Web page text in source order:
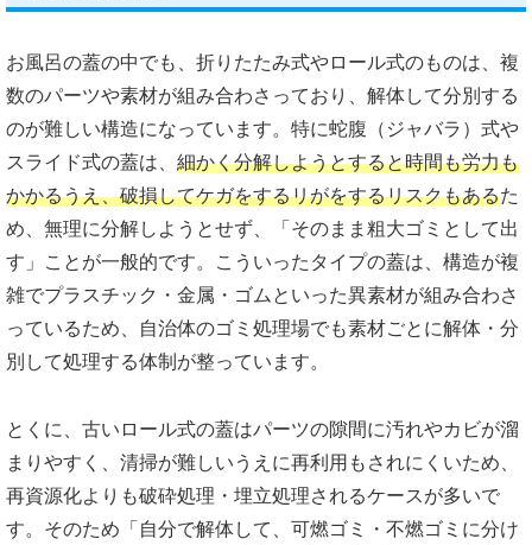
お風呂の蓋の中でも、折りたたみ式やロール式のものは、複
数のパーツや素材が組み合わさっており、解体して分別する
のが難しい構造になっています。特に蛇腹（ジャバラ）式や
スライド式の蓋は、 細かく分解しようとすると時間も労力も
かかるうえ、破損してケガをするリがをするリスクもあるた
め、無理に分解しようとせず、「そのまま粗大ゴミとして出
す」ことが一般的です。こういったタイプの蓋は、構造が複
雑でプラスチック・金属・ゴムといった異素材が組み合わさ
っているため、自治体のゴミ処理場でも素材ごとに解体・分
別して処理する体制が整っています。
とくに、古いロール式の蓋はパーツの隙間に汚れやカビが溜
まりやすく、清掃が難しいうえに再利用もされにくいため、
再資源化よりも破砕処理・埋立処理されるケースが多いで
す。そのため「自分で解体して、可燃ゴミ・不燃ゴミに分け